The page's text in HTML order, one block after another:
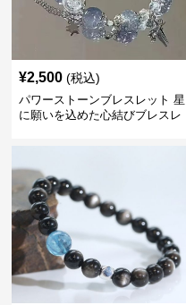
¥2,500 (税込)
パワーストーンブレスレット 星
に願いを込めた心結びブレスレ